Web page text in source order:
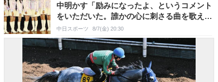
中明かす「励みになったよ、というコメント
をいただいた。誰かの心に刺さる曲を歌えた
ら」
中日スポーツ 8/7(金) 20:30